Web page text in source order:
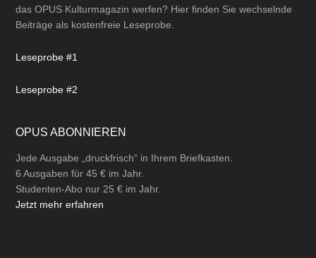
das OPUS Kulturmagazin werfen? Hier finden Sie wechselnde
Beiträge als kostenfreie Leseprobe.
Leseprobe #1
Leseprobe #2
OPUS ABONNIEREN
Jede Ausgabe „druckfrisch“ in Ihrem Briefkasten.
6 Ausgaben für 45 € im Jahr.
Studenten-Abo nur 25 € im Jahr.
Jetzt mehr erfahren